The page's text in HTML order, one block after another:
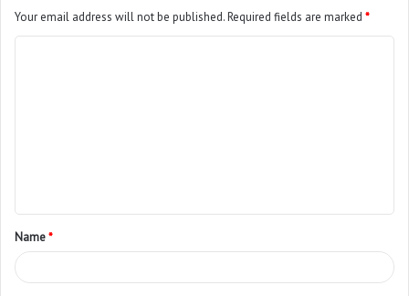
Your email address will not be published.Required fields are marked *
Name*